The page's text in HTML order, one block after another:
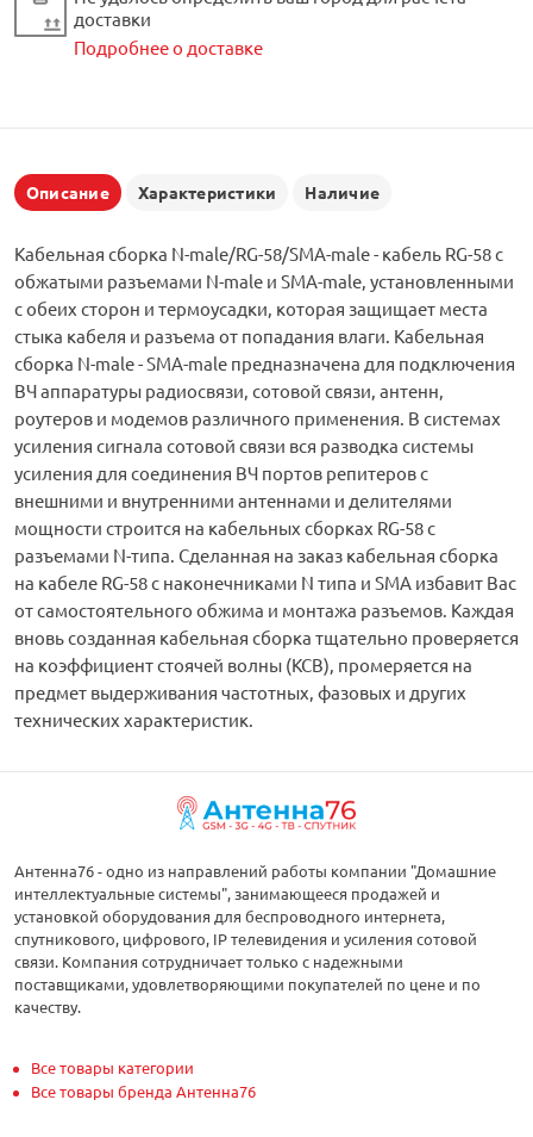
доставки
Подробнее о доставке
Описание Характеристики Наличие
Кабельная сборка N-male/RG-58/SMA-male - кабель RG-58 с
обжатыми разъемами N-male и SMA-male, установленными
с обеих сторон и термоусадки, которая защищает места
стыка кабеля и разъема от попадания влаги. Кабельная
сборка N-male - SMA-male предназначена для подключения
ВЧ аппаратуры радиосвязи, сотовой связи, антенн,
роутеров и модемов различного применения. В системах
усиления сигнала сотовой связи вся разводка системы
усиления для соединения ВЧ портов репитеров с
внешними и внутренними антеннами и делителями
мощности строится на кабельных сборках RG-58 с
разъемами N-типа. Сделанная на заказ кабельная сборка
на кабеле RG-58 с наконечниками N типа и SMA избавит Вас
от самостоятельного обжима и монтажа разъемов. Каждая
вновь созданная кабельная сборка тщательно проверяется
на коэффициент стоячей волны (КСВ), промеряется на
предмет выдерживания частотных, фазовых и других
технических характеристик.
Антенна76 - одно из направлений работы компании "Домашние
интеллектуальные системы", занимающееся продажей и
установкой оборудования для беспроводного интернета,
спутникового, цифрового, IP телевидения и усиления сотовой
связи. Компания сотрудничает только с надежными
поставщиками, удовлетворяющими покупателей по цене и по
качеству.
Все товары категории
Все товары бренда Антенна76